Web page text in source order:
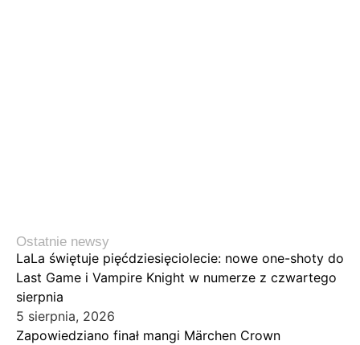
Ostatnie newsy
LaLa świętuje pięćdziesięciolecie: nowe one-shoty do
Last Game i Vampire Knight w numerze z czwartego
sierpnia
5 sierpnia, 2026
Zapowiedziano finał mangi Märchen Crown